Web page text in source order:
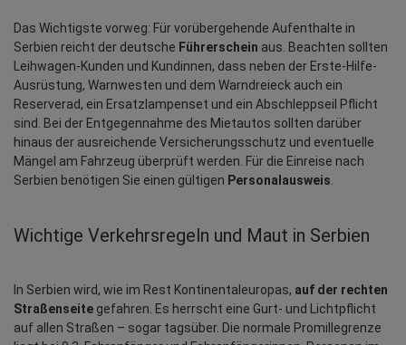
Das Wichtigste vorweg: Für vorübergehende Aufenthalte in
Serbien reicht der deutsche Führerschein aus. Beachten sollten
Leihwagen-Kunden und Kundinnen, dass neben der Erste-Hilfe-
Ausrüstung, Warnwesten und dem Warndreieck auch ein
Reserverad, ein Ersatzlampenset und ein Abschleppseil Pflicht
sind. Bei der Entgegennahme des Mietautos sollten darüber
hinaus der ausreichende Versicherungsschutz und eventuelle
Mängel am Fahrzeug überprüft werden. Für die Einreise nach
Serbien benötigen Sie einen gültigen Personalausweis
Wichtige Verkehrsregeln und Maut in Serbien
In Serbien wird, wie im Rest Kontinentaleuropas, auf der rechten
Straßenseite gefahren. Es herrscht eine Gurt- und Lichtpflicht
auf allen Straßen – sogar tagsüber. Die normale Promillegrenze